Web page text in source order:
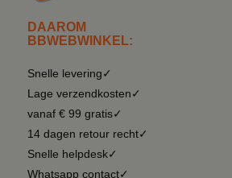
DAAROM
BBWEBWINKEL:
Snelle levering✓
Lage verzendkosten✓
vanaf € 99 gratis✓
14 dagen retour recht✓
Snelle helpdesk✓
Whatsapp contact✓